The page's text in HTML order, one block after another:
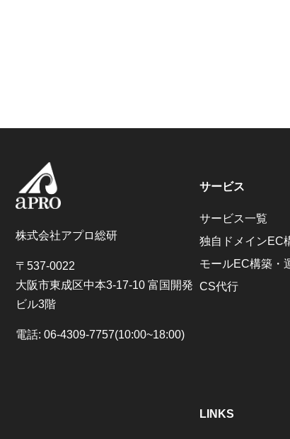
株式会社アプロ総研
〒537-0022
大阪市東成区中本3-17-10 富国開発
ビル3階
電話: 06-4309-7757(10:00~18:00)
サービス
サービス一覧
独自ドメインEC
モールEC構築・
CS代行
LINKS